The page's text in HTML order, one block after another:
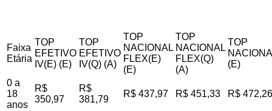
Faixa
Etária
TOP
EFETIVO
IV(E) (E)
TOP
EFETIVO
IV(Q) (A)
TOP
NACIONAL
FLEX(E)
(E)
TOP
NACIONAL
FLEX(Q)
(A)
TOP
(E)
0 a
18
anos
R$
350,97
R$
381,79
R$ 437,97 R$ 451,33 R$ 472,26